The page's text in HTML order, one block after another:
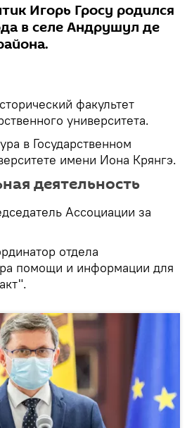
Игорь Гросу родился
в селе Андрушул де
факультет
университета.
в Государственном
имени Иона Крянгэ.
деятельность
Ассоциации за
отдела
помощи и информации для